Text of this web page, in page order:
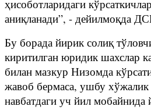
ҳисоботларидаги
аниқланади”, - дейилмоқда
Бу борада йирик солиқ
киритилган юридик шахслар
билан мазкур Низомда
жавоб бермаса, ушбу хўжалик
навбатдаги уч йил мобайнида